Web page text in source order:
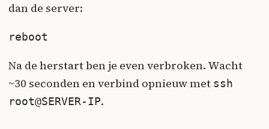
dan de server:
reboot
Na de herstart ben je even verbroken. Wacht
~30 seconden en verbind opnieuw met ssh
root@SERVER-IP.